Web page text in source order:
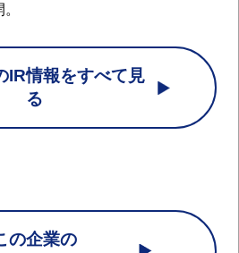
IR情報をすべて見
る
の企業の